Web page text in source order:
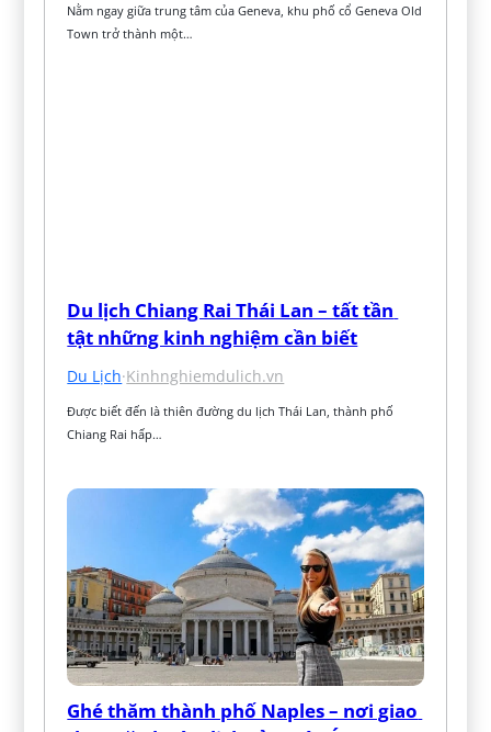
Nằm ngay giữa trung tâm của Geneva, khu phố cổ Geneva Old
Town trở thành một…
Du lịch Chiang Rai Thái Lan – tất tần
tật những kinh nghiệm cần biết
Du Lịch·Kinhnghiemdulich.vn
Được biết đến là thiên đường du lịch Thái Lan, thành phố
Chiang Rai hấp…
Ghé thăm thành phố Naples – nơi giao